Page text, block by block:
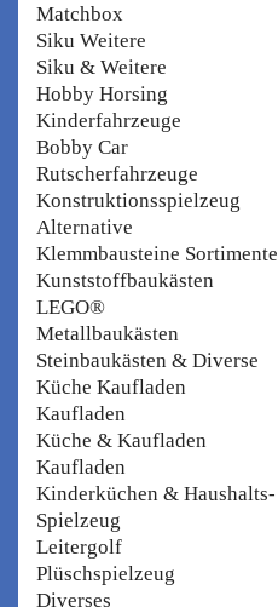
Matchbox
Siku Weitere
Siku & Weitere
Hobby Horsing
Kinderfahrzeuge
Bobby Car
Rutscherfahrzeuge
Konstruktionsspielzeug
Alternative
Klemmbausteine Sortimente
Kunststoffbaukästen
LEGO®
Metallbaukästen
Steinbaukästen & Diverse
Küche Kaufladen
Kaufladen
Küche & Kaufladen
Kaufladen
Kinderküchen & Haushalts-
Spielzeug
Leitergolf
Plüschspielzeug
Diverses